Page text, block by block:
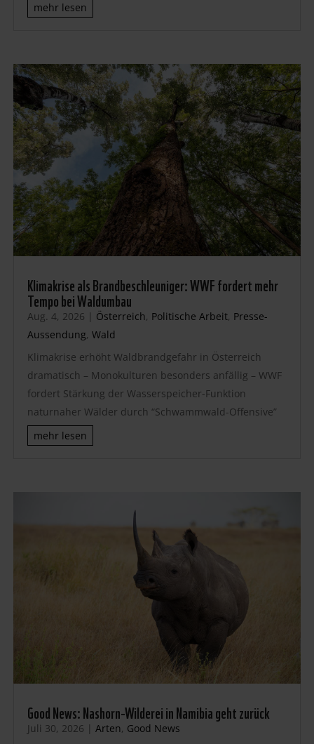
mehr lesen
Klimakrise als Brandbeschleuniger: WWF fordert mehr
Tempo bei Waldumbau
Aug. 4, 2026 | Österreich, Politische Arbeit, Presse-
Aussendung, Wald
Klimakrise erhöht Waldbrandgefahr in Österreich
dramatisch – Monokulturen besonders anfällig – WWF
fordert Stärkung der Wasserspeicher-Funktion
naturnaher Wälder durch “Schwammwald-Offensive”
mehr lesen
Good News: Nashorn-Wilderei in Namibia geht zurück
Juli 30, 2026 | Arten, Good News